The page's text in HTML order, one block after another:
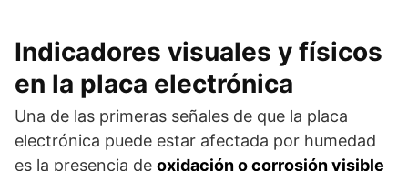
Indicadores visuales y físicos
en la placa electrónica
Una de las primeras señales de que la placa
electrónica puede estar afectada por humedad
es la presencia de oxidación o corrosión visible